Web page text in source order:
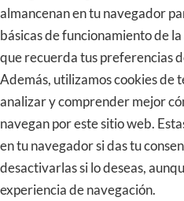
almancenan en tu navegador
básicas de funcionamiento de
que recuerda tus preferencias
Además, utilizamos cookies de
analizar y comprender mejor
navegan por este sitio web.
en tu navegador si das tu
desactivarlas si lo deseas,
experiencia de navegación.